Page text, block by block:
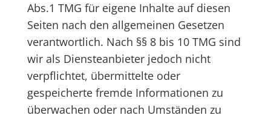
Abs.1 TMG für eigene Inhalte auf diesen
Seiten nach den allgemeinen Gesetzen
verantwortlich. Nach §§ 8 bis 10 TMG sind
wir als Diensteanbieter jedoch nicht
verpflichtet, übermittelte oder
gespeicherte fremde Informationen zu
überwachen oder nach Umständen zu